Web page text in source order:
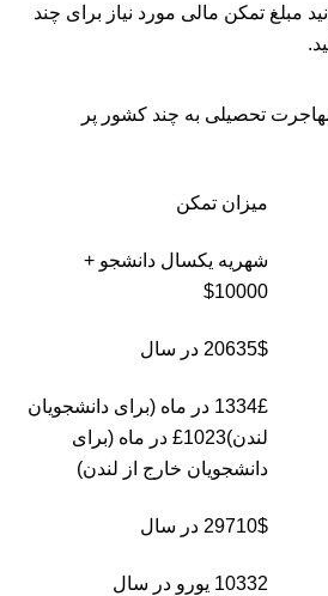
مبلغ تمکن مالی مورد نیاز برای چند
تحصیلی به چند کشور پر
میزان تمکن
شهریه یکسال دانشجو +
10000$
20635$ در سال
1334£ در ماه (برای دانشجویان
لندن)1023£ در ماه (برای
دانشجویان خارج از لندن)
29710$ در سال
10332 یورو در سال